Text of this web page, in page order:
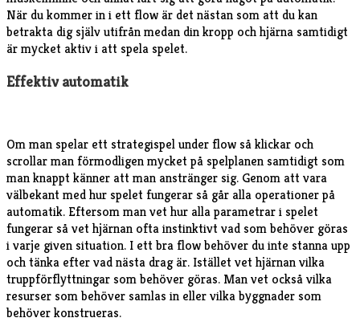
När du kommer in i ett flow är det nästan som att du kan
betrakta dig själv utifrån medan din kropp och hjärna samtidigt
är mycket aktiv i att spela spelet.
Effektiv automatik
Om man spelar ett strategispel under flow så klickar och
scrollar man förmodligen mycket på spelplanen samtidigt som
man knappt känner att man anstränger sig. Genom att vara
välbekant med hur spelet fungerar så går alla operationer på
automatik. Eftersom man vet hur alla parametrar i spelet
fungerar så vet hjärnan ofta instinktivt vad som behöver göras
i varje given situation. I ett bra flow behöver du inte stanna upp
och tänka efter vad nästa drag är. Istället vet hjärnan vilka
truppförflyttningar som behöver göras. Man vet också vilka
resurser som behöver samlas in eller vilka byggnader som
behöver konstrueras.